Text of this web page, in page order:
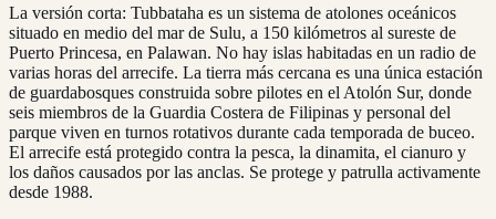
La versión corta: Tubbataha es un sistema de atolones oceánicos
situado en medio del mar de Sulu, a 150 kilómetros al sureste de
Puerto Princesa, en Palawan. No hay islas habitadas en un radio de
varias horas del arrecife. La tierra más cercana es una única estación
de guardabosques construida sobre pilotes en el Atolón Sur, donde
seis miembros de la Guardia Costera de Filipinas y personal del
parque viven en turnos rotativos durante cada temporada de buceo.
El arrecife está protegido contra la pesca, la dinamita, el cianuro y
los daños causados por las anclas. Se protege y patrulla activamente
desde 1988.